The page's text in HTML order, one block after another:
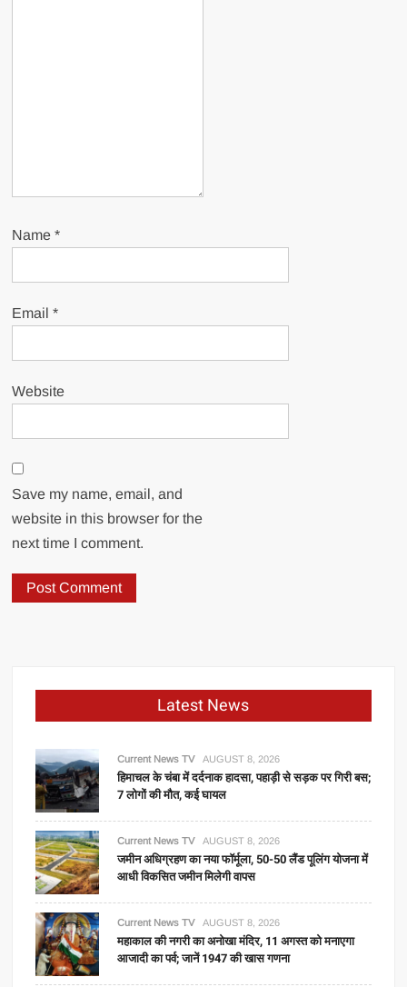
Name*
Email*
Website
Save my name, email, and
website in this browser for the
next time I comment.
Latest News
Current News TV AUGUST 8, 2026
हिमाचल के चंबा में दर्दनाक हादसा, पहाड़ी से सड़क पर गिरी बस;
7 लोगों की मौत, कई घायल
Current News TV AUGUST 8, 2026
जमीन अधिग्रहण का नया फॉर्मूला, 50-50 लैंड पूलिंग योजना में
आधी विकसित जमीन मिलेगी वापस
Current News TV AUGUST 8, 2026
महाकाल की नगरी का अनोखा मंदिर, 11 अगस्त को मनाएगा
आजादी का पर्व; जानें 1947 की खास गणना